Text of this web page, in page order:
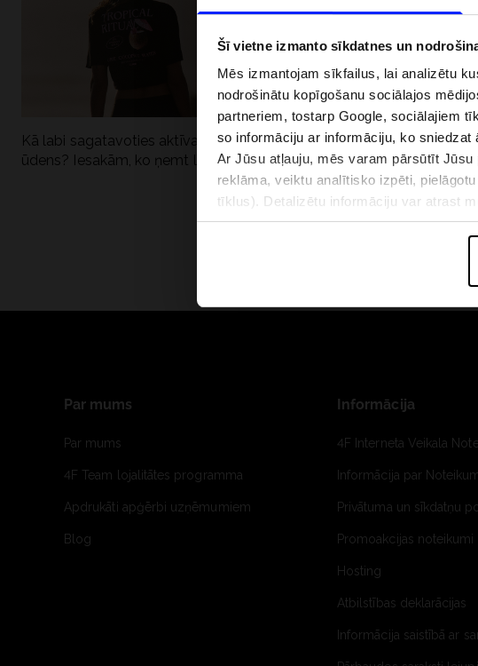
Šī vietne izmanto sīkdatnes un
Mēs izmantojam sīkfailus, lai analizētu
nodrošinātu kopīgošanu sociālajos
partneriem, tostarp Google, sociālajiem
so informāciju ar informāciju, ko
Ar Jūsu atļauju, mēs varam pārsūtīt
reklāma, veiktu analītisko izpēti,
tīklus). Detalizētu informāciju var atrast
Kā labi sagatavoties aktīvai dienai pie
ūdens? Iesakām, ko ņemt līdzi
Kāpēc UV aizsardzībai pie
dubultai: UPF apģērbs + SPF
Par mums
Par mums
4F Team lojalitātes programma
Apdrukāti apģērbi uzņēmumiem
Blog
Informācija
4F Interneta Veikala
Informācija par
Privātuma un sīkdatņu
Promoakcijas noteikumi
Hosting
Atbilstības deklarācijas
Informācija saistībā ar